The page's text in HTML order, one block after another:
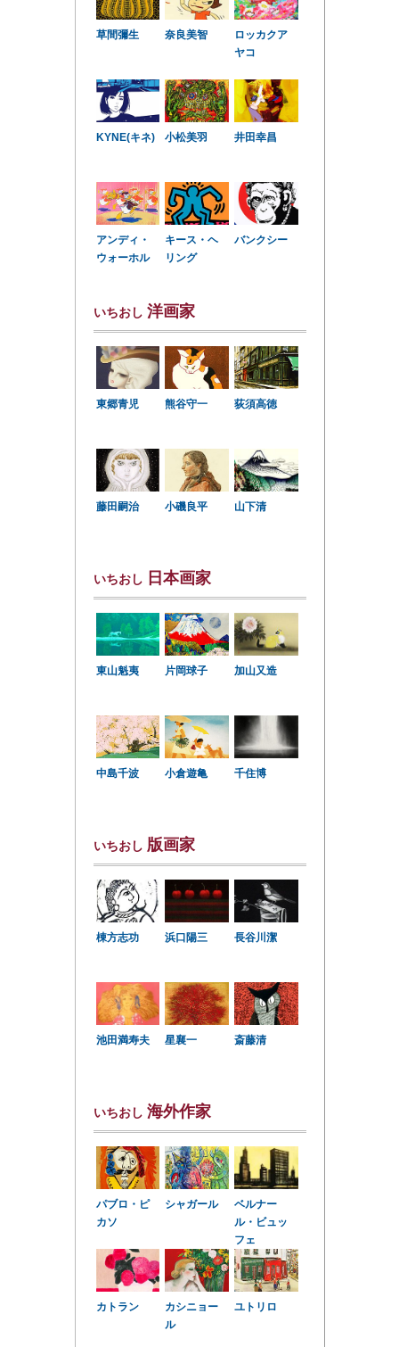
草間彌生 奈良美智
ロッカクア
ヤコ
KYNE(キネ) 小松美羽 井田幸昌
アンディ・
ウォーホル
キース・ヘ
リング
バンクシー
いちおし 洋画家
東郷青児 熊谷守一 荻須高徳
藤田嗣治 小磯良平 山下清
いちおし 日本画家
東山魁夷 片岡球子 加山又造
中島千波 小倉遊亀 千住博
いちおし 版画家
棟方志功 浜口陽三 長谷川潔
池田満寿夫 星襄一 斎藤清
いちおし 海外作家
パブロ・ピ
カソ
シャガール
ベルナー
ル・ビュッ
フェ
カトラン
カシニョー
ル
ユトリロ